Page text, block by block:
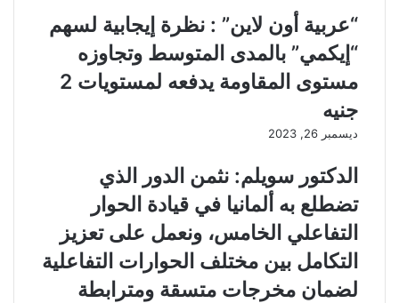
“عربية أون لاين” : نظرة إيجابية لسهم
“إيكمي” بالمدى المتوسط وتجاوزه
مستوى المقاومة يدفعه لمستويات 2
جنيه
ديسمبر 26, 2023
الدكتور سويلم: نثمن الدور الذي
تضطلع به ألمانيا في قيادة الحوار
التفاعلي الخامس، ونعمل على تعزيز
التكامل بين مختلف الحوارات التفاعلية
لضمان مخرجات متسقة ومترابطة